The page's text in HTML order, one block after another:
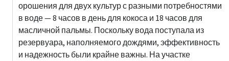
орошения для двух культур с разными потребностями
в воде — 8 часов в день для кокоса и 18 часов для
масличной пальмы. Поскольку вода поступала из
резервуара, наполняемого дождями, эффективность
и надежность были крайне важны. На участке